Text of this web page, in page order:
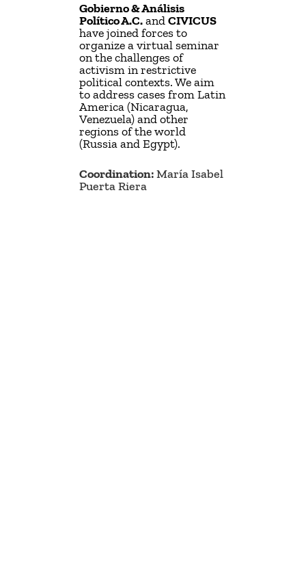
Gobierno & Análisis
Político A.C.andCIVICUS
have joined forces to
organize a virtual seminar
on the challenges of
activism in restrictive
political contexts. We aim
to address cases from Latin
America (Nicaragua,
Venezuela) and other
regions of the world
(Russia and Egypt).
Coordination:María Isabel
Puerta Riera